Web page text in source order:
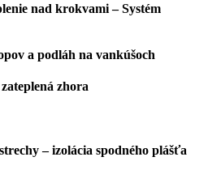
nad krokvami – Systém
a podláh na vankúšoch
zhora
– izolácia spodného plášťa